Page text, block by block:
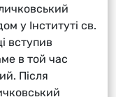
у Інституті св.
вступив
в той час
Після